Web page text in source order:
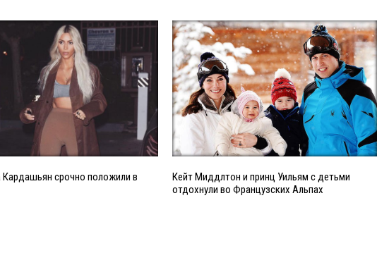
срочно положили в
Кейт Миддлтон и принц Уильям с детьми
отдохнули во Французских Альпах